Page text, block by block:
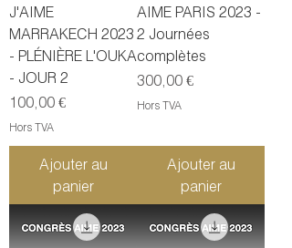
J'AIME
MARRAKECH 2023
- PLÉNIÈRE L'OUKA
- JOUR 2
Prix
100,00 €
Hors TVA
Ajouter au
panier
AIME PARIS 2023 -
2 Journées
complètes
Prix
300,00 €
Hors TVA
Ajouter au
panier